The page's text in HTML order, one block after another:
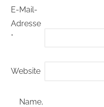
E-Mail-
Adresse
*
Website
Name,